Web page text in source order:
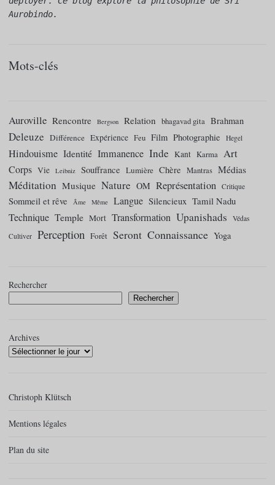
Aurobindo.
Mots-clés
Auroville Rencontre Bergson Relation bhagavad gita Brahman
Deleuze Différence Expérience Feu Film Photographie Hegel
Hindouisme Identité Immanence Inde Kant Karma Art
Corps Vie Leibniz Souffrance Lumière Chère Mantras Médias
Méditation Musique Nature OM Représentation Critique
Sommeil et rêve Âme Même Langue Silencieux Tamil Nadu
Technique Temple Mort Transformation Upanishads
Védas
Cultiver Perception Forêt Seront Connaissance Yoga
Rechercher
Rechercher
Archives
Christoph Klütsch
Mentions légales
Plan du site